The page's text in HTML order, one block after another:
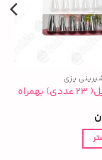
پزی
ماسوره استیل( ۲۳ عددی) بهمراه